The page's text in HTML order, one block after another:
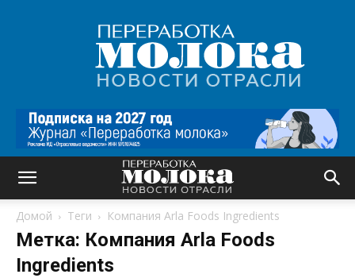
Переработка
молока
|
Новости
Домой Теги Компания Arla Foods Ingredients
Метка: Компания Arla Foods
Ingredients